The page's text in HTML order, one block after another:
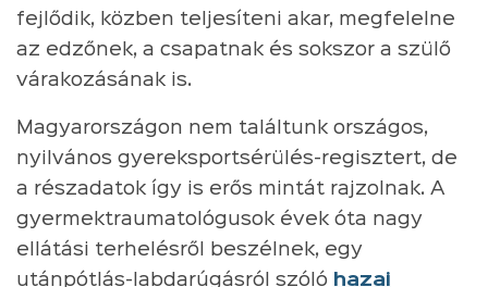
fejlődik, közben teljesíteni akar, megfelelne
az edzőnek, a csapatnak és sokszor a szülő
várakozásának is.
Magyarországon nem találtunk országos,
nyilvános gyereksportsérülés-regisztert, de
a részadatok így is erős mintát rajzolnak. A
gyermektraumatológusok évek óta nagy
ellátási terhelésről beszélnek, egy
utánpótlás-labdarúgásról szóló hazai